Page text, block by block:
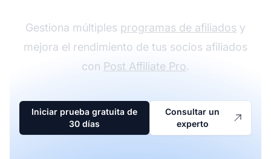
Gestiona múltiples programas de afiliados y
mejora el rendimiento de tus socios afiliados
con Post Affiliate Pro.
Iniciar prueba gratuita de
30 días
Consultar un
experto